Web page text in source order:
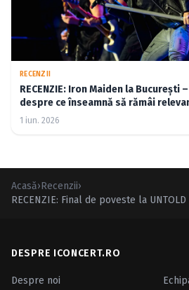
RECENZII
RECENZIE: Iron Maiden la București – o lecție
despre ce înseamnă să rămâi
cincizeci de ani (FOTO)
1 iun. 2026
Acasă›Recenzii›
RECENZIE: Final de poveste la
DESPRE ICONCERT.RO
Despre noi